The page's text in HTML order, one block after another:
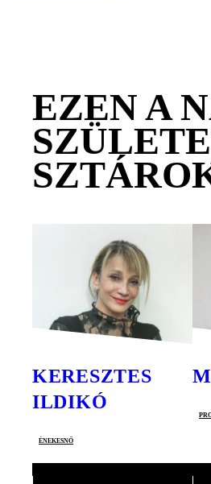
EZEN A
KERESZTES
ILDIKÓ
énekesnő